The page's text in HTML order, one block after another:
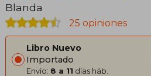
Blanda
25 opiniones
Libro Nuevo
Importado
Envío: 8 a 11 días háb.